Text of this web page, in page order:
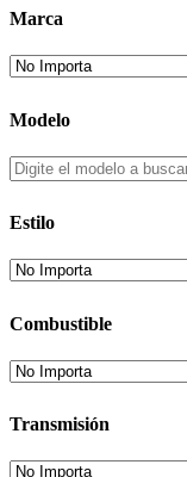
Marca
Modelo
Estilo
Combustible
Transmisión